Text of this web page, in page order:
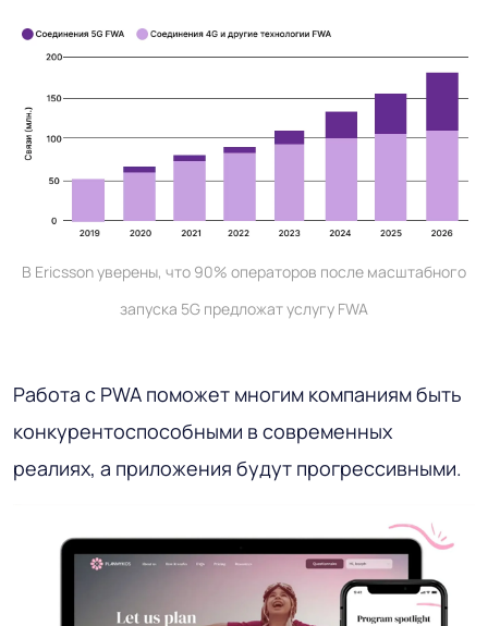
В Ericsson уверены, что 90% операторов после масштабного
запуска 5G предложат услугу FWA
Работа с PWA поможет многим компаниям быть
конкурентоспособными в современных
реалиях, а приложения будут прогрессивными.